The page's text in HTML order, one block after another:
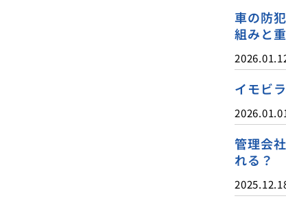
車の防
組みと
イモビ
管理会
れる？